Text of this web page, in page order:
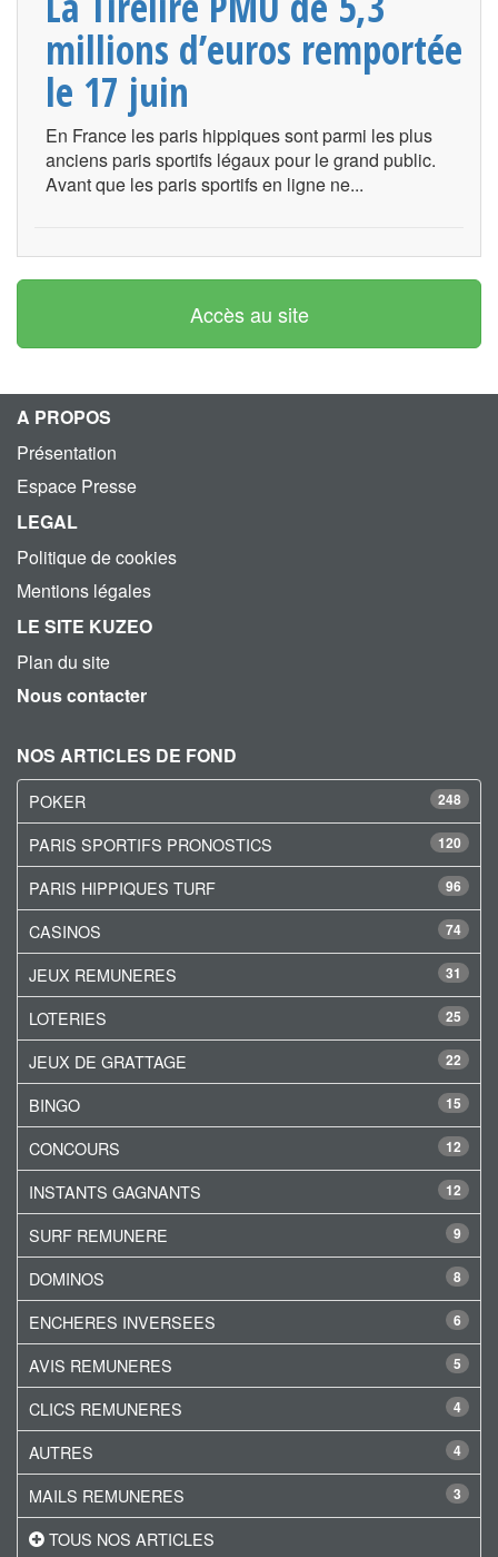
millions d’euros remportée
le 17 juin
En France les paris hippiques sont parmi les plus
anciens paris sportifs légaux pour le grand public.
Avant que les paris sportifs en ligne ne...
Accès au site
A PROPOS
Présentation
Espace Presse
LEGAL
Politique de cookies
Mentions légales
LE SITE KUZEO
Plan du site
Nous contacter
NOS ARTICLES DE FOND
248
POKER
120
PARIS SPORTIFS PRONOSTICS
96
PARIS HIPPIQUES TURF
74
CASINOS
31
JEUX REMUNERES
25
LOTERIES
22
JEUX DE GRATTAGE
15
BINGO
12
CONCOURS
12
INSTANTS GAGNANTS
9
SURF REMUNERE
8
DOMINOS
6
ENCHERES INVERSEES
5
AVIS REMUNERES
4
CLICS REMUNERES
4
AUTRES
3
MAILS REMUNERES
TOUS NOS ARTICLES